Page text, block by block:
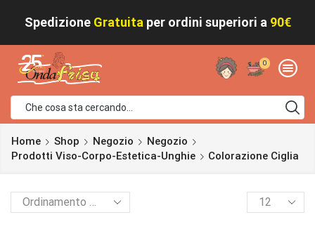
Spedizione Gratuita per ordini superiori a 90€
0
Home Shop Negozio
Negozio
Prodotti Viso-Corpo-Estetica-Unghie
Colorazione Ciglia